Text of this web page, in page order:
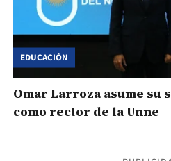
EDUCACIÓN
Omar Larroza asume su
como rector de la Unne